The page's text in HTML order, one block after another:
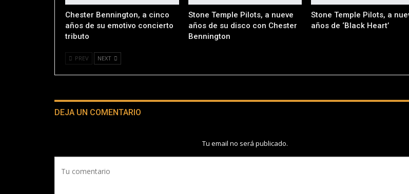
Chester Bennington, a cinco
años de su emotivo concierto
tributo
Stone Temple Pilots, a nueve
años de su disco con Chester
Bennington
Stone Temple Pilots, a
años de ‘Black Heart’
PREV NEXT
DEJA UN COMENTARIO
Tu email no será publicado.